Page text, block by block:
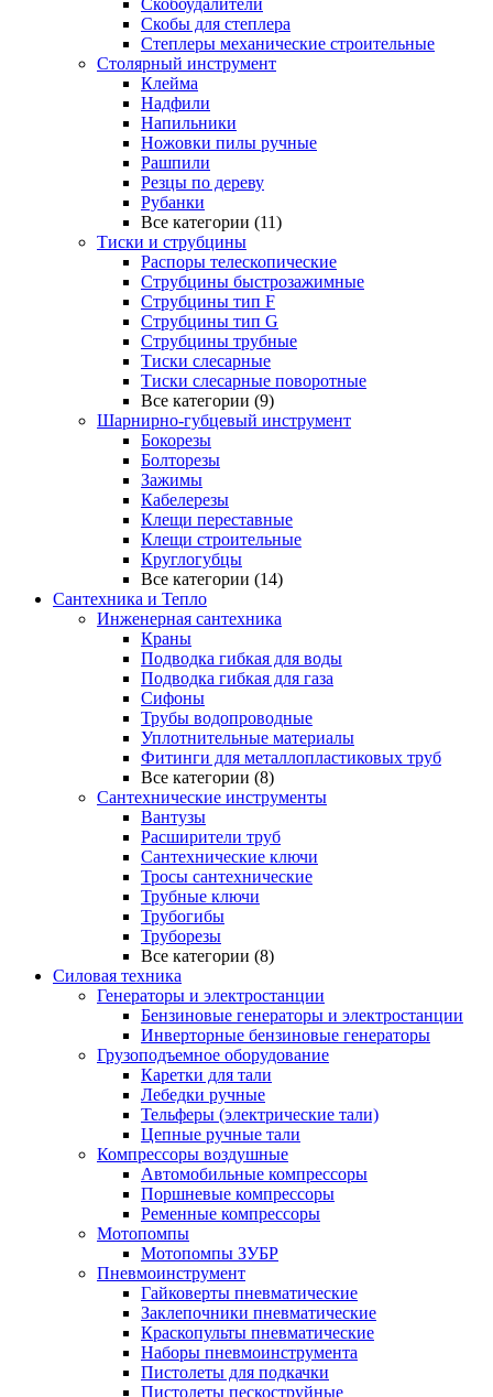
Скобоудалители
Скобы для степлера
Степлеры механические строительные
Столярный инструмент
Клейма
Надфили
Напильники
Ножовки пилы ручные
Рашпили
Резцы по дереву
Рубанки
Все категории (11)
Тиски и струбцины
Распоры телескопические
Струбцины быстрозажимные
Струбцины тип F
Струбцины тип G
Струбцины трубные
Тиски слесарные
Тиски слесарные поворотные
Все категории (9)
Шарнирно-губцевый инструмент
Бокорезы
Болторезы
Зажимы
Кабелерезы
Клещи переставные
Клещи строительные
Круглогубцы
Все категории (14)
Сантехника и Тепло
Инженерная сантехника
Краны
Подводка гибкая для воды
Подводка гибкая для газа
Сифоны
Трубы водопроводные
Уплотнительные материалы
Фитинги для металлопластиковых труб
Все категории (8)
Сантехнические инструменты
Вантузы
Расширители труб
Сантехнические ключи
Тросы сантехнические
Трубные ключи
Трубогибы
Труборезы
Все категории (8)
Силовая техника
Генераторы и электростанции
Бензиновые генераторы и электростанции
Инверторные бензиновые генераторы
Грузоподъемное оборудование
Каретки для тали
Лебедки ручные
Тельферы (электрические тали)
Цепные ручные тали
Компрессоры воздушные
Автомобильные компрессоры
Поршневые компрессоры
Ременные компрессоры
Мотопомпы
Мотопомпы ЗУБР
Пневмоинструмент
Гайковерты пневматические
Заклепочники пневматические
Краскопульты пневматические
Наборы пневмоинструмента
Пистолеты для подкачки
Пистолеты пескоструйные